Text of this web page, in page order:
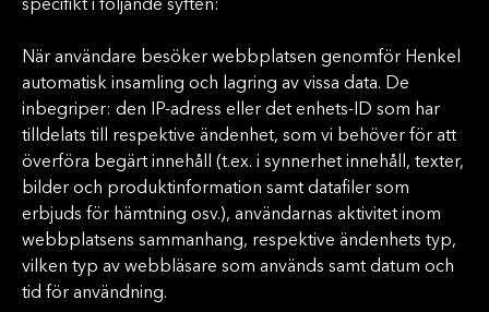
specifikt i följande syften:
När användare besöker webbplatsen genomför Henkel
automatisk insamling och lagring av vissa data. De
inbegriper: den IP-adress eller det enhets-ID som har
tilldelats till respektive ändenhet, som vi behöver för att
överföra begärt innehåll (t.ex. i synnerhet innehåll, texter,
bilder och produktinformation samt datafiler som
erbjuds för hämtning osv.), användarnas aktivitet inom
webbplatsens sammanhang, respektive ändenhets typ,
vilken typ av webbläsare som används samt datum och
tid för användning.